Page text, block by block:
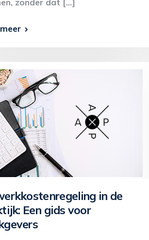
zonder dat […]
in de
Een gids voor